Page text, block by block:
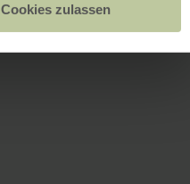
Cookies zulassen